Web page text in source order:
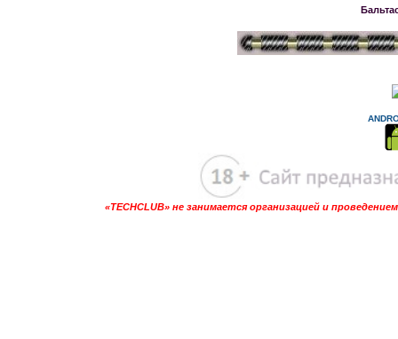
«TECHCLUB» не занимается организацией и